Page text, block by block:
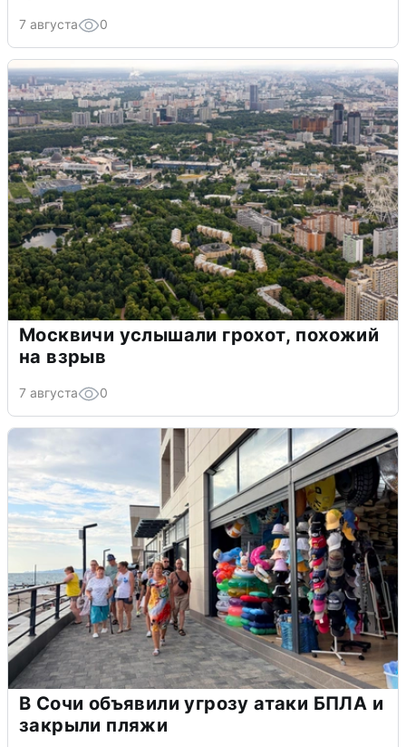
7 августа 0
Москвичи услышали грохот, похожий
на взрыв
7 августа 0
В Сочи объявили угрозу атаки БПЛА и
закрыли пляжи